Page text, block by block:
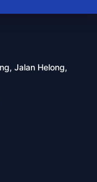
Jalan Helong,